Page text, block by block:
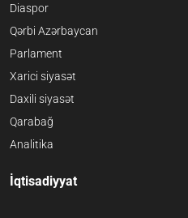
Diaspor
Qərbi Azərbaycan
Parlament
Xarici siyasət
Daxili siyasət
Qarabağ
Analitika
İqtisadiyyat